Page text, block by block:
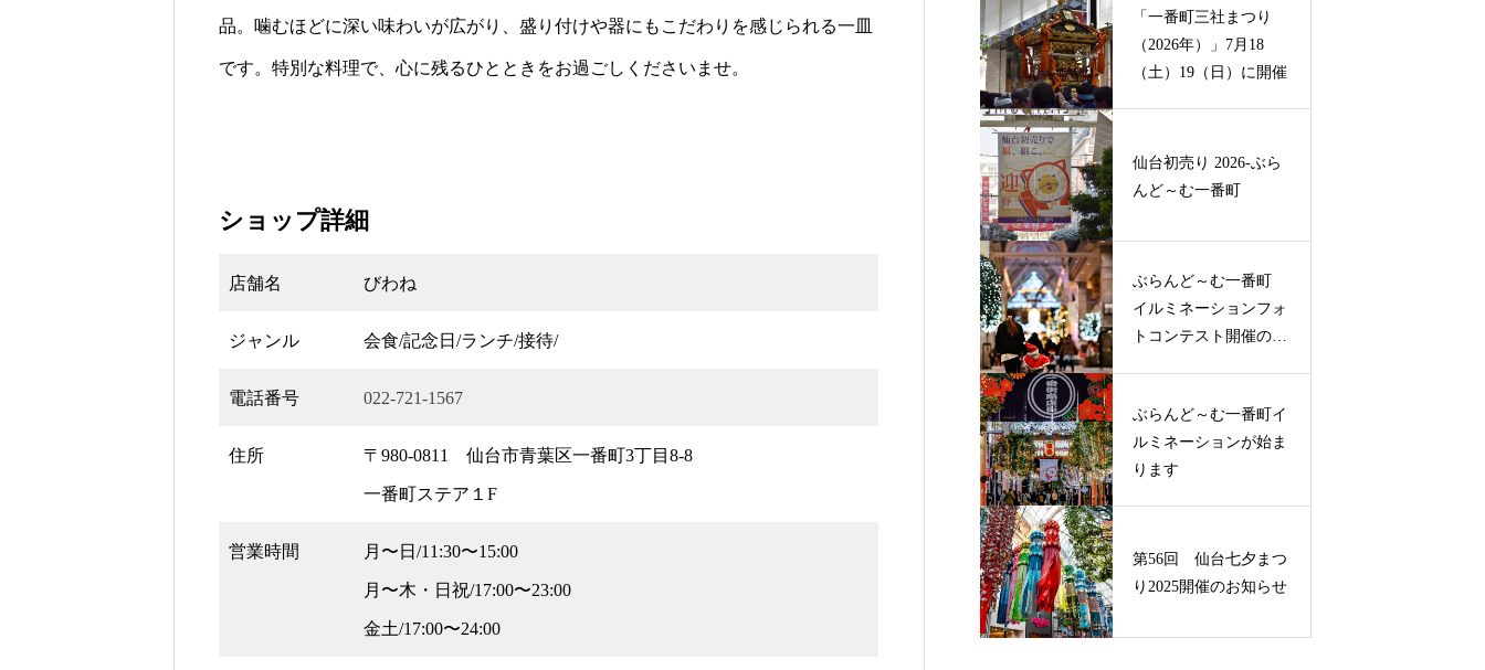
品。噛むほどに深い味わいが広がり、盛り付けや器にもこだわりを感じられる一皿
です。特別な料理で、心に残るひとときをお過ごしくださいませ。
ショップ詳細
店舗名 びわね
ジャンル 会食/記念日/ランチ/接待/
電話番号 022-721-1567
住所 〒980-0811 仙台市青葉区一番町3丁目8-8
一番町ステア１F
営業時間 月〜日/11:30〜15:00
月〜木・日祝/17:00〜23:00
金土/17:00〜24:00
「一番町三社まつり
（2026年）」7月18
（土）19（日）に開催
仙台初売り 2026-ぶら
んど～む一番町
ぶらんど～む一番町
イルミネーションフォ
トコンテスト開催のお
ぶらんど～む一番町イ
ルミネーションが始ま
ります
第56回 仙台七夕まつ
り2025開催のお知らせ